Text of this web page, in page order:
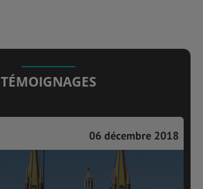
TÉMOIGNAGES
06 décembre 2018